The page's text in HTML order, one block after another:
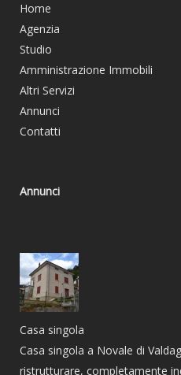
Home
Agenzia
Studio
Amministrazione Immobili
Altri Servizi
Annunci
Contatti
Annunci
Casa singola
Casa singola a Novale di
ristrutturare, completamente